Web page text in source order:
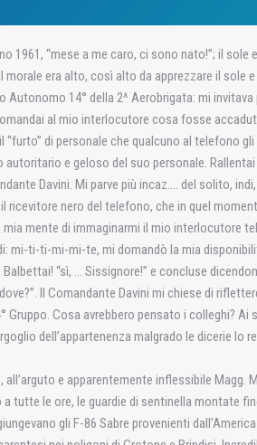
1961, “mese a me caro, ci sono nato!”; il
era alto, così alto da apprezzare il sole
Autonomo 14° della 2^ Aerobrigata: mi
al mio interlocutore cosa fosse
di personale che qualcuno al telefono gli
e geloso del suo personale.
Davini. Mi parve più incaz…. del solito,
ricevitore nero del telefono, che in quel
mente di immaginarmi il mio interlocutore
mi-ti-ti-mi-mi-te, mi domandò la mia
“sì, … Sissignore!” e concluse
Il Comandante Davini mi chiese di
Gruppo. Cosa avrebbero pensato i colleghi?
dell’appartenenza malgrado le dicerie
all’arguto e apparentemente inflessibile
le ore, le guardie di sentinella montate
gli F-86 Sabre provenienti